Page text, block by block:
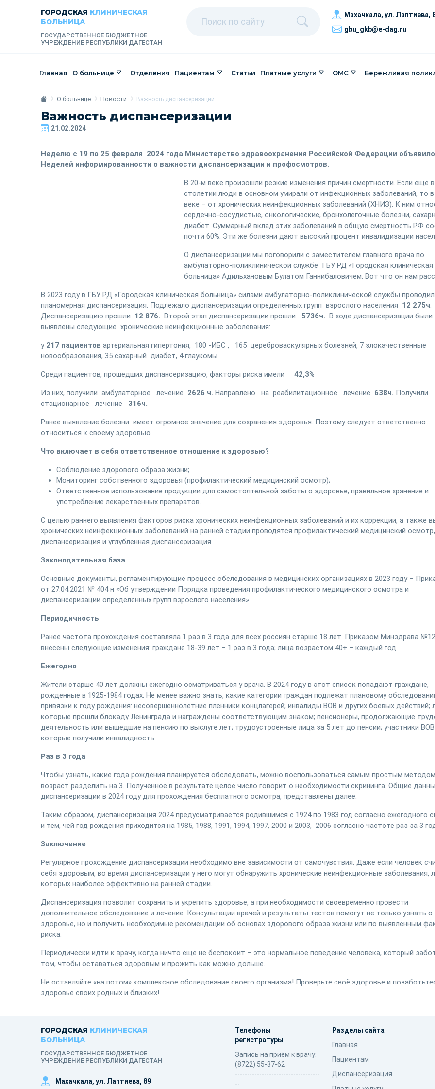
ГОРОДСКАЯ КЛИНИЧЕСКАЯ
БОЛЬНИЦА
ГОСУДАРСТВЕННОЕ БЮДЖЕТНОЕ
УЧРЕЖДЕНИЕ РЕСПУБЛИКИ ДАГЕСТАН
Махачкала, ​ул. Лаптиева,
gbu_gkb@e-dag.ru
Главная О больнице Отделения Пациентам Статьи Платные услуги ОМС Бережливая
О больнице Новости Важность диспансеризации
Важность диспансеризации
21.02.2024
Неделю с 19 по 25 февраля 2024 года Министерство здравоохранения Российской Федерации объявило
Неделей информированности о важности диспансеризации и профосмотров.
В 20-м веке произошли резкие изменения причин смертности. Если еще
столетии люди в основном умирали от инфекционных заболеваний, то
веке – от хронических неинфекционных заболеваний (ХНИЗ). К ним
сердечно-сосудистые, онкологические, бронхолегочные болезни,
диабет. Суммарный вклад этих заболеваний в общую смертность РФ
почти 60%. Эти же болезни дают высокий процент инвалидизации
О диспансеризации мы поговорили с заместителем главного врача по
амбулаторно-поликлинической службе ГБУ РД «Городская клиническая
больница» Адильхановым Булатом Ганнибаловичем. Вот что он нам
В 2023 году в ГБУ РД «Городская клиническая больница» силами амбулаторно-поликлинической службы
планомерная диспансеризация. Подлежало диспансеризации определенных групп взрослого населения 12 275ч.
Диспансеризацию прошли 12 876. Второй этап диспансеризации прошли 5736ч. В ходе диспансеризации были
выявлены следующие хронические неинфекционные заболевания:
у 217 пациентов артериальная гипертония, 180 -ИБС , 165 цереброваскулярных болезней, 7 злокачественные
новообразования, 35 сахарный диабет, 4 глаукомы.
Среди пациентов, прошедших диспансеризацию, факторы риска имели 42,3%
Из них, получили амбулаторное лечение 2626 ч. Направлено на реабилитационное лечение 638ч. Получили
стационарное лечение 316ч.
Ранее выявление болезни имеет огромное значение для сохранения здоровья. Поэтому следует ответственно
относиться к своему здоровью.
Что включает в себя ответственное отношение к здоровью?
Соблюдение здорового образа жизни;
Мониторинг собственного здоровья (профилактический медицинский осмотр);
Ответственное использование продукции для самостоятельной заботы о здоровье, правильное хранение и
употребление лекарственных препаратов.
С целью раннего выявления факторов риска хронических неинфекционных заболеваний и их коррекции, а также
хронических неинфекционных заболеваний на ранней стадии проводятся профилактический медицинский осмотр,
диспансеризация и углубленная диспансеризация.
Законодательная база
Основные документы, регламентирующие процесс обследования в медицинских организациях в 2023 году –
от 27.04.2021 № 404 н «Об утверждении Порядка проведения профилактического медицинского осмотра и
диспансеризации определенных групп взрослого населения».
Периодичность
Ранее частота прохождения составляла 1 раз в 3 года для всех россиян старше 18 лет. Приказом Минздрава
внесены следующие изменения: граждане 18-39 лет – 1 раз в 3 года; лица возрастом 40+ – каждый год.
Ежегодно
Жители старше 40 лет должны ежегодно осматриваться у врача. В 2024 году в этот список попадают граждане,
рожденные в 1925-1984 годах. Не менее важно знать, какие категории граждан подлежат плановому
привязки к году рождения: несовершеннолетние пленники концлагерей; инвалиды ВОВ и других боевых действий;
которые прошли блокаду Ленинграда и награждены соответствующим знаком; пенсионеры, продолжающие
деятельность или вышедшие на пенсию по выслуге лет; трудоустроенные лица за 5 лет до пенсии; участники ВОВ,
которые получили инвалидность.
Раз в 3 года
Чтобы узнать, какие года рождения планируется обследовать, можно воспользоваться самым простым
возраст разделить на 3. Полученное в результате целое число говорит о необходимости скрининга. Общие
диспансеризации в 2024 году для прохождения бесплатного осмотра, представлены далее.
Таким образом, диспансеризация 2024 предусматривается родившимся с 1924 по 1983 год согласно ежегодного
и тем, чей год рождения приходится на 1985, 1988, 1991, 1994, 1997, 2000 и 2003, 2006 согласно частоте раз за 3
Заключение
Регулярное прохождение диспансеризации необходимо вне зависимости от самочувствия. Даже если человек
себя здоровым, во время диспансеризации у него могут обнаружить хронические неинфекционные заболевания,
которых наиболее эффективно на ранней стадии.
Диспансеризация позволит сохранить и укрепить здоровье, а при необходимости своевременно провести
дополнительное обследование и лечение. Консультации врачей и результаты тестов помогут не только узнать о
здоровье, но и получить необходимые рекомендации об основах здорового образа жизни или по выявленным
риска.
Периодически идти к врачу, когда ничто еще не беспокоит – это нормальное поведение человека, который
том, чтобы оставаться здоровым и прожить как можно дольше.
Не оставляйте «на потом» комплексное обследование своего организма! Проверьте своё здоровье и
здоровье своих родных и близких!
ГОРОДСКАЯ КЛИНИЧЕСКАЯ
БОЛЬНИЦА
ГОСУДАРСТВЕННОЕ БЮДЖЕТНОЕ
УЧРЕЖДЕНИЕ РЕСПУБЛИКИ ДАГЕСТАН
Махачкала, ​ул. Лаптиева, 89
Телефоны
регистратуры
Запись на приём к врачу:
(8722) 55-37-62
-----------------------------------
--
Разделы сайта
Главная
Пациентам
Диспансеризация